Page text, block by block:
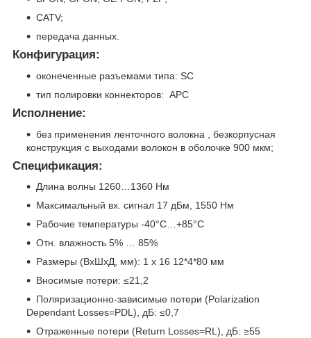
CATV;
передача данных.
Конфигурация:
оконеченные разъемами типа: SC
тип полировки коннекторов: APC
Исполнение:
без применения ленточного волокна , безкорпусная
конструкция с выходами волокон в оболочке 900 мкм;
Спецификация:
Длина волны 1260…1360 Нм
Максимальный вх. сигнал 17 дБм, 1550 Нм
Рабочие температуры -40°C…+85°C
Отн. влажность 5% … 85%
Размеры (ВхШхД, мм): 1 х 16 12*4*80 мм
Вносимые потери: ≤21,2
Поляризационно-зависимые потери (Polarization
Dependant Losses=PDL), дБ: ≤0,7
Отраженные потери (Return Losses=RL), дБ: ≥55